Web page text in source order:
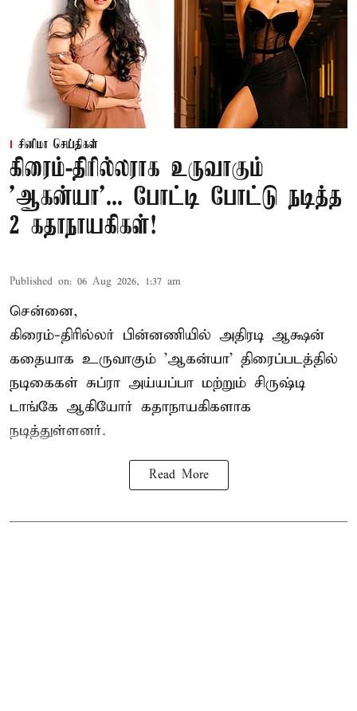
சினிமா செய்திகள்
கிரைம்-திரில்லராக உருவாகும்
'ஆகன்யா'... போட்டி போட்டு நடித்த
2 கதாநாயகிகள்!
Published on: 06 Aug 2026, 1:37 am
சென்னை,
கிரைம்-திரில்லர் பின்னணியில் அதிரடி ஆக்ஷன்
கதையாக உருவாகும் 'ஆகன்யா' திரைப்படத்தில்
நடிகைகள் சுப்ரா அய்யப்பா மற்றும் சிருஷ்டி
டாங்கே ஆகியோர் கதாநாயகிகளாக
நடித்துள்ளனர்.
Read More